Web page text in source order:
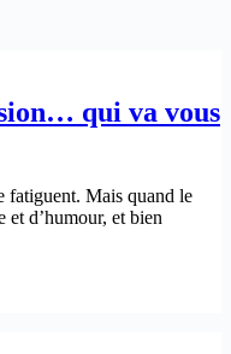
qui va vous
fatiguent. Mais quand le
et d’humour, et bien